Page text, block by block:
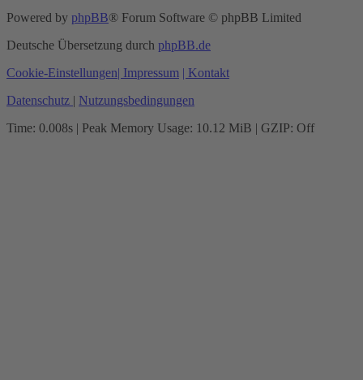
Powered by phpBB® Forum Software © phpBB Limited
Deutsche Übersetzung durch phpBB.de
Cookie-Einstellungen| Impressum | Kontakt
Datenschutz | Nutzungsbedingungen
Time: 0.008s | Peak Memory Usage: 10.12 MiB | GZIP: Off